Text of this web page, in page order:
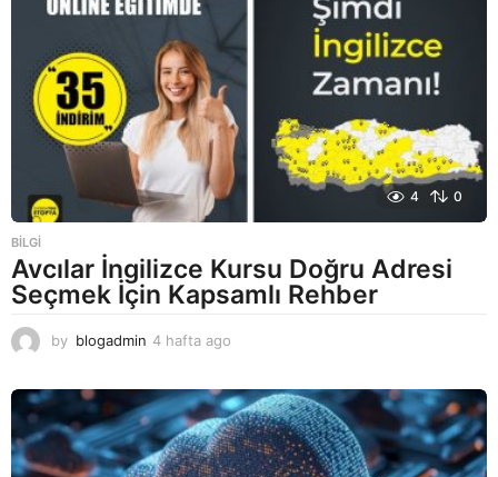
a
g
4 0
BILGI
Avcılar İngilizce Kursu Doğru Adresi
Seçmek İçin Kapsamlı Rehber
by blogadmin 4 hafta ago
f
t
a
a